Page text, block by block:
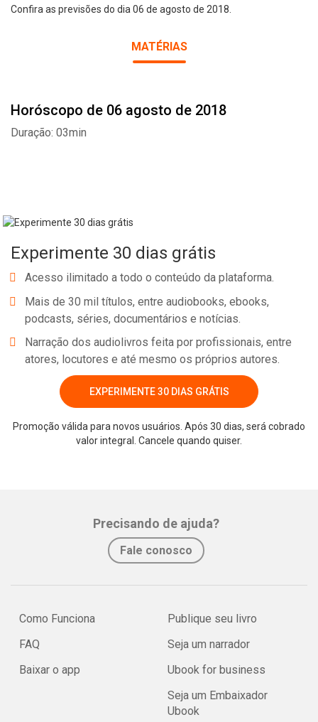
Confira as previsões do dia 06 de agosto de 2018.
MATÉRIAS
Horóscopo de 06 agosto de 2018
Duração: 03min
Experimente 30 dias grátis
Acesso ilimitado a todo o conteúdo da plataforma.
Mais de 30 mil títulos, entre audiobooks, ebooks,
podcasts, séries, documentários e notícias.
Narração dos audiolivros feita por profissionais, entre
atores, locutores e até mesmo os próprios autores.
EXPERIMENTE 30 DIAS GRÁTIS
Promoção válida para novos usuários. Após 30 dias, será cobrado
valor integral. Cancele quando quiser.
Precisando de ajuda?
Fale conosco
Como Funciona
FAQ
Baixar o app
Publique seu livro
Seja um narrador
Ubook for business
Seja um Embaixador
Ubook
Whatsapp Facebook Twitter E-mail